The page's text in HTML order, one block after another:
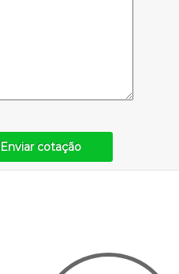
Enviar cotação